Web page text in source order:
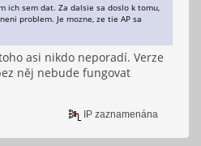
ich sem dat. Za dalsie sa doslo k tomu,
problem. Je mozne, ze tie AP sa
asi nikdo neporadí. Verze
něj nebude fungovat
IP zaznamenána